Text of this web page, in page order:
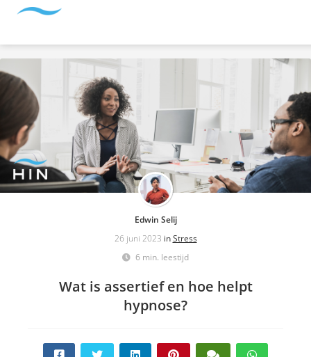
Edwin Selij
26 juni 2023 inStress
6 min. leestijd
Wat is assertief en hoe helpt
hypnose?